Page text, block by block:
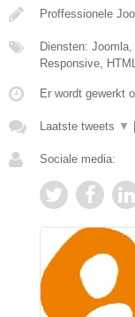
Proffessionele
Diensten:
Responsive,
Er wordt gewerkt
Laatste tweets ▼ |
Sociale media: